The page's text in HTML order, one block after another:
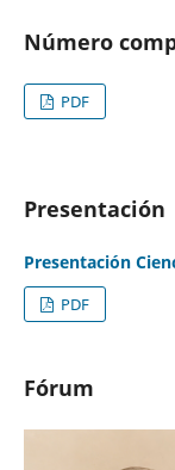
Número
PDF
Presentación
Presentación
PDF
Fórum